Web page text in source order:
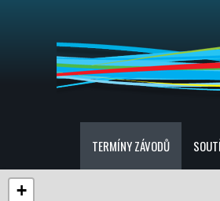
TERMÍNY ZÁVODŮ
+